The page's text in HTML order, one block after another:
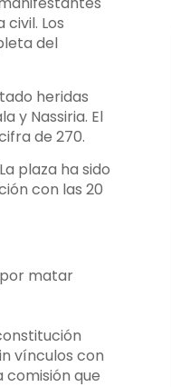
Los
del
heridas
y Nassiria. El
de 270.
plaza ha sido
con las 20
matar
vínculos con
comisión que